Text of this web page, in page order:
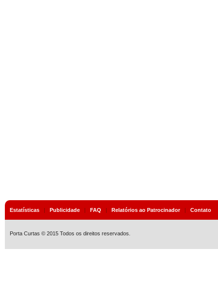
Estatísticas | Publicidade | FAQ | Relatórios ao Patrocinador| Contato
Porta Curtas © 2015 Todos os direitos reservados.